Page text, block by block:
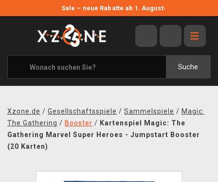
Sale – neue Rabatte ab 1. August›
Suche
ANGEBOTE
ALLE MARKEN
XZONE ORIGINALS
KLEIDUNG & ACCESSOIRES
BÜCHER & COMICS
BRETT- UND KARTENSPIELE
Xzone.de / Gesellschaftsspiele / Sammelspiele / Magic:
The Gathering / Booster / Kartenspiel Magic: The
Gathering Marvel Super Heroes - Jumpstart Booster
(20 Karten)